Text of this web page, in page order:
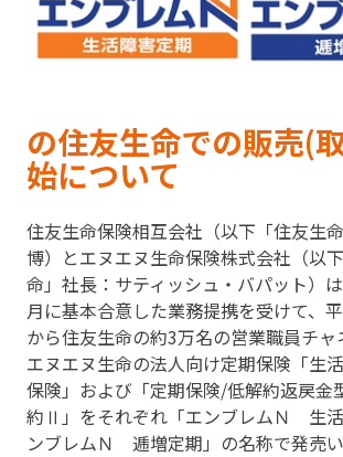
の住友生命での販売(
始について
住友生命保険相互会社（以下「住友生
博）とエヌエヌ生命保険株式会社（以
命」社長：サティッシュ・バパット）
月に基本合意した業務提携を受けて、
から住友生命の約3万名の営業職員チャ
エヌエヌ生命の法人向け定期保険「生
保険」および「定期保険/低解約返戻
約Ⅱ」をそれぞれ「エンブレムＮ 生
ンブレムＮ 逓増定期」の名称で発売い